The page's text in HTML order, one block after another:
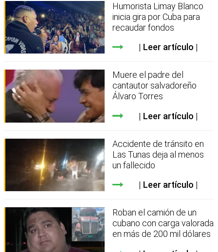
Humorista Limay Blanco
inicia gira por Cuba para
recaudar fondos
Leer artículo
Muere el padre del
cantautor salvadoreño
Álvaro Torres
Leer artículo
Accidente de tránsito en
Las Tunas deja al menos
un fallecido
Leer artículo
Roban el camión de un
cubano con carga valorada
en más de 200 mil dólares